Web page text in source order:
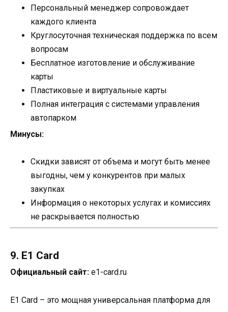
Персональный менеджер сопровождает
каждого клиента
Круглосуточная техническая поддержка по всем
вопросам
Бесплатное изготовление и обслуживание
карты
Пластиковые и виртуальные карты
Полная интеграция с системами управления
автопарком
Минусы:
Скидки зависят от объема и могут быть менее
выгодны, чем у конкурентов при малых
закупках
Информация о некоторых услугах и комиссиях
не раскрывается полностью
9. E1 Card
Официальный сайт: e1-card.ru
E1 Card – это мощная универсальная платформа для